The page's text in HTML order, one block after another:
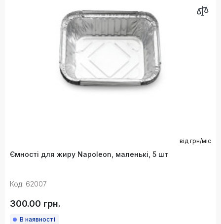
від грн/міс
Ємності для жиру Napoleon, маленькі, 5 шт
Код: 62007
300.00 грн.
В наявності